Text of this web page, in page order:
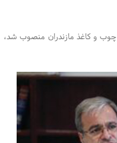
و کاغذ مازندران منصوب شد،